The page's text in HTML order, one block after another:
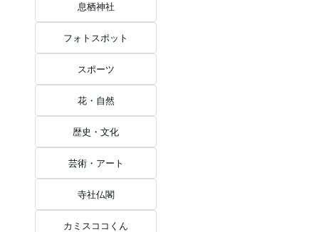
息栖神社
フォトスポット
スポーツ
花・自然
歴史・文化
芸術・アート
寺社仏閣
カミスココくん